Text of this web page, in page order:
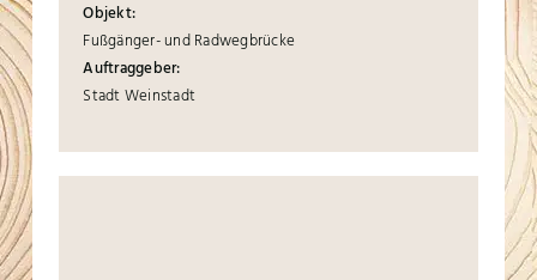
Objekt:
Fußgänger- und Radwegbrücke
Auftraggeber:
Stadt Weinstadt